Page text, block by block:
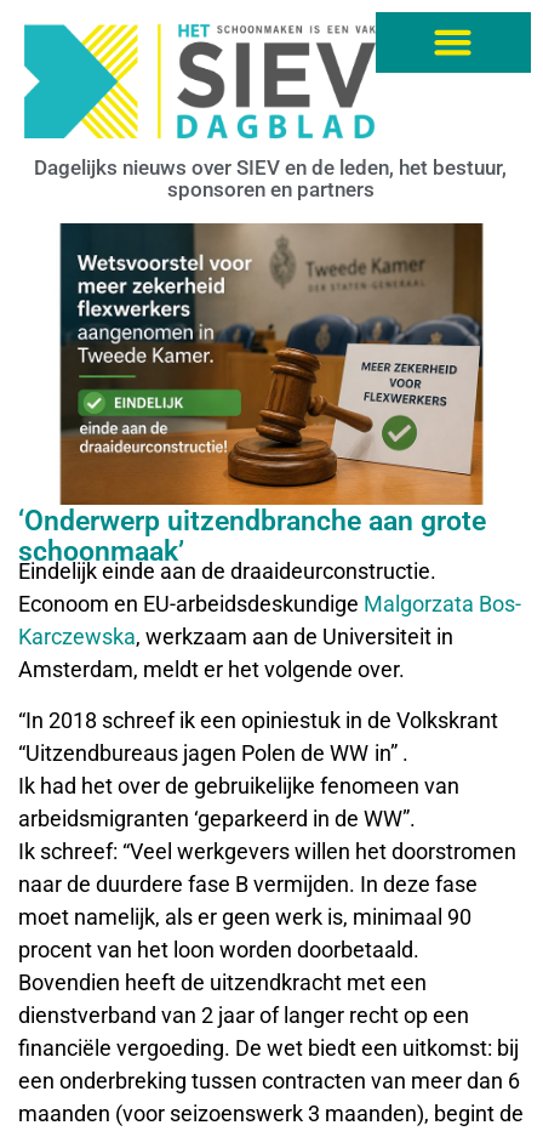
Dagelijks nieuws over SIEV en de leden, het bestuur,
sponsoren en partners
‘Onderwerp uitzendbranche aan grote
schoonmaak’
Eindelijk einde aan de draaideurconstructie.
Econoom en EU-arbeidsdeskundige Malgorzata Bos-
Karczewska, werkzaam aan de Universiteit in
Amsterdam, meldt er het volgende over.
“In 2018 schreef ik een opiniestuk in de Volkskrant
“Uitzendbureaus jagen Polen de WW in” .
Ik had het over de gebruikelijke fenomeen van
arbeidsmigranten ‘geparkeerd in de WW”.
Ik schreef: “Veel werkgevers willen het doorstromen
naar de duurdere fase B vermijden. In deze fase
moet namelijk, als er geen werk is, minimaal 90
procent van het loon worden doorbetaald.
Bovendien heeft de uitzendkracht met een
dienstverband van 2 jaar of langer recht op een
financiële vergoeding. De wet biedt een uitkomst: bij
een onderbreking tussen contracten van meer dan 6
maanden (voor seizoenswerk 3 maanden), begint de